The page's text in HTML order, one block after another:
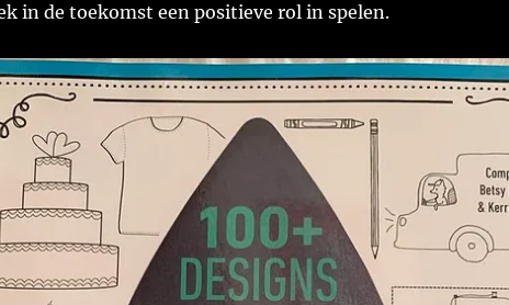
in de toekomst een positieve rol in spelen.